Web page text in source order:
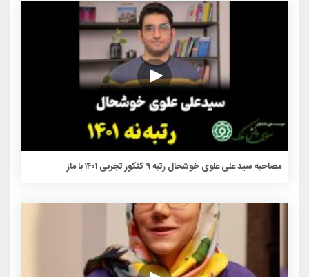
مصاحبه سید علی علوی خوشحال رتبه ۹ کنکور تجربی ۱۴۰۱ با ماز